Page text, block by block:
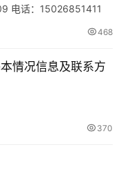
电话：15026851411
省西安市灞桥区浐河东路
468
情况信息及联系方
370